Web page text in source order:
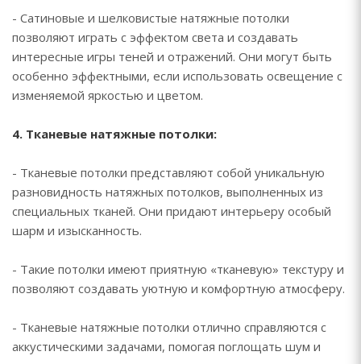
- Сатиновые и шелковистые натяжные потолки
позволяют играть с эффектом света и создавать
интересные игры теней и отражений. Они могут быть
особенно эффектными, если использовать освещение с
изменяемой яркостью и цветом.
4. Тканевые натяжные потолки:
- Тканевые потолки представляют собой уникальную
разновидность натяжных потолков, выполненных из
специальных тканей. Они придают интерьеру особый
шарм и изысканность.
- Такие потолки имеют приятную «тканевую» текстуру и
позволяют создавать уютную и комфортную атмосферу.
- Тканевые натяжные потолки отлично справляются с
аккустическими задачами, помогая поглощать шум и